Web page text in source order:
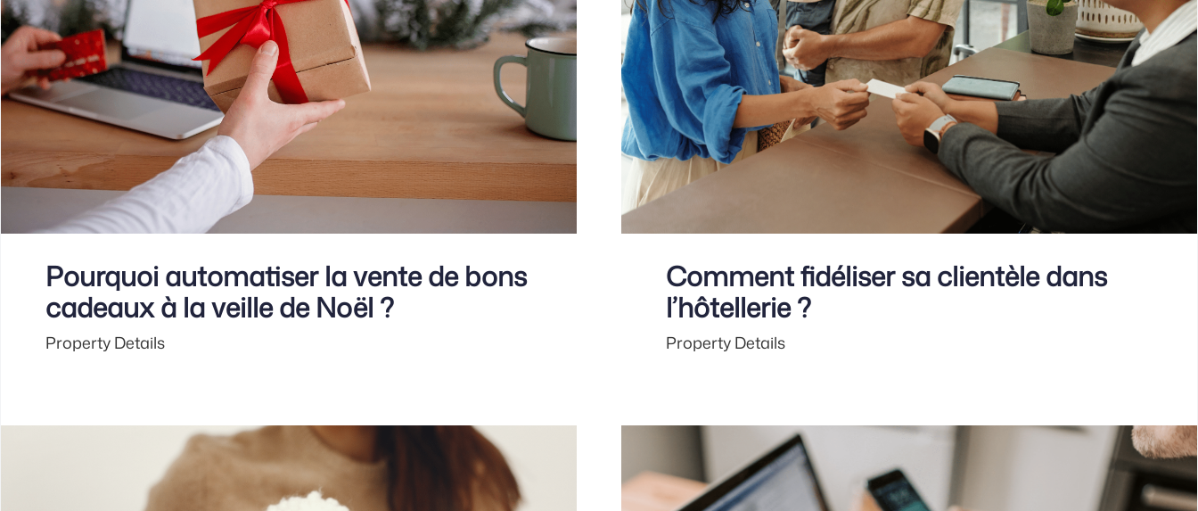
Pourquoi automatiser la vente de bons
cadeaux à la veille de Noël ?
Property Details
Comment fidéliser sa clientèle dans
l’hôtellerie ?
Property Details